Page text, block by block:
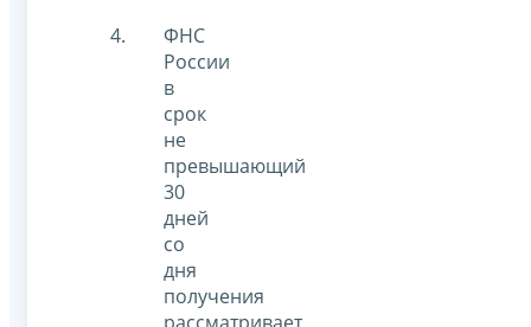
ФНС
России
в
срок
не
превышающий
30
дней
со
дня
получения